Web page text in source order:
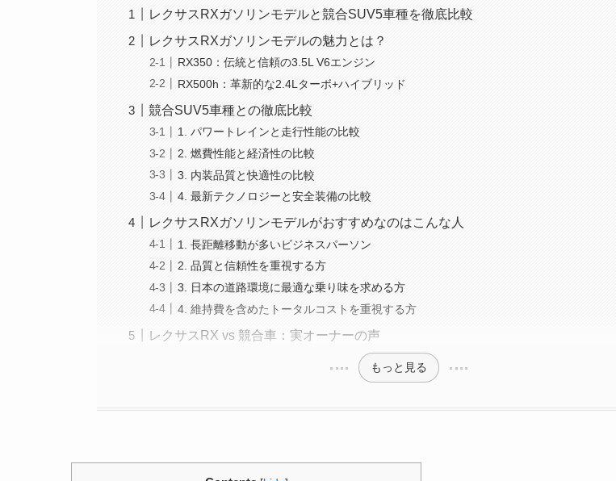
レクサスRXガソリンモデルと競合SUV5車種を徹底比較
レクサスRXガソリンモデルの魅力とは？
RX350：伝統と信頼の3.5L V6エンジン
RX500h：革新的な2.4Lターボ+ハイブリッド
競合SUV5車種との徹底比較
1. パワートレインと走行性能の比較
2. 燃費性能と経済性の比較
3. 内装品質と快適性の比較
4. 最新テクノロジーと安全装備の比較
レクサスRXガソリンモデルがおすすめなのはこんな人
1. 長距離移動が多いビジネスパーソン
2. 品質と信頼性を重視する方
3. 日本の道路環境に最適な乗り味を求める方
4. 維持費を含めたトータルコストを重視する方
レクサスRX vs 競合車：実オーナーの声
もっと見る